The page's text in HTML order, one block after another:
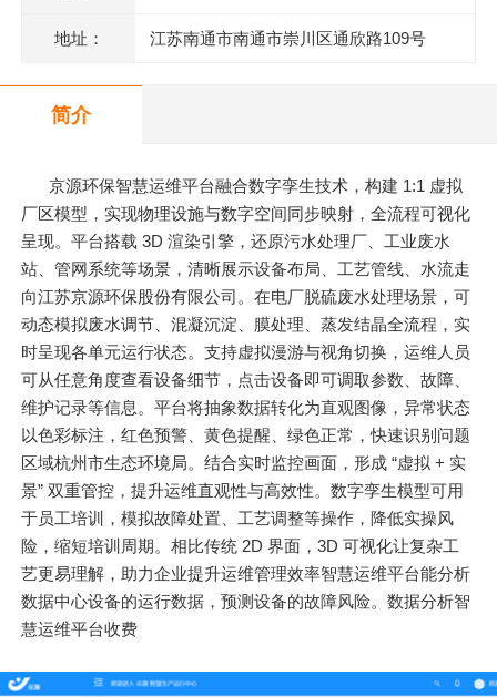
地址： 江苏南通市南通市崇川区通欣路109号
简介
京源环保智慧运维平台融合数字孪生技术，构建 1:1 虚拟
厂区模型，实现物理设施与数字空间同步映射，全流程可视化
呈现。平台搭载 3D 渲染引擎，还原污水处理厂、工业废水
站、管网系统等场景，清晰展示设备布局、工艺管线、水流走
向江苏京源环保股份有限公司。在电厂脱硫废水处理场景，可
动态模拟废水调节、混凝沉淀、膜处理、蒸发结晶全流程，实
时呈现各单元运行状态。支持虚拟漫游与视角切换，运维人员
可从任意角度查看设备细节，点击设备即可调取参数、故障、
维护记录等信息。平台将抽象数据转化为直观图像，异常状态
以色彩标注，红色预警、黄色提醒、绿色正常，快速识别问题
区域杭州市生态环境局。结合实时监控画面，形成 “虚拟 + 实
景” 双重管控，提升运维直观性与高效性。数字孪生模型可用
于员工培训，模拟故障处置、工艺调整等操作，降低实操风
险，缩短培训周期。相比传统 2D 界面，3D 可视化让复杂工
艺更易理解，助力企业提升运维管理效率智慧运维平台能分析
数据中心设备的运行数据，预测设备的故障风险。数据分析智
慧运维平台收费